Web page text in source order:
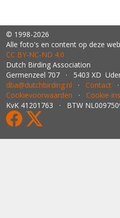
© 1998-2026
Alle foto's en content op deze
CC BY‑NC‑ND 4.0
Dutch Birding Association
Germenzeel 707 · 5403 XD
dba@dutchbirding.nl · Contact ·
Cookievoorwaarden · Cookie-
KvK 41201763 · BTW